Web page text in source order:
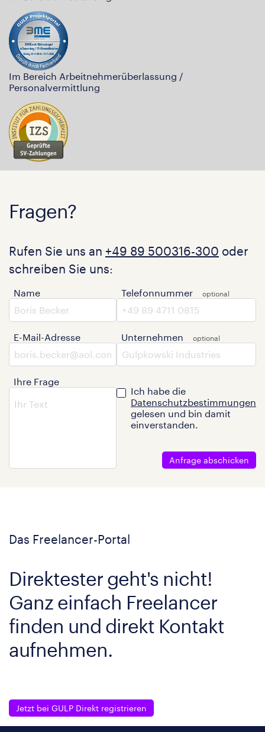
Im Bereich Arbeitnehmerüberlassung /
Personalvermittlung
Fragen?
Rufen Sie uns an +49 89 500316-300 oder
schreiben Sie uns:
Name
E-Mail-Adresse
Ihre Frage
Telefonnummer
Unternehmen
Ich habe die
Datenschutzbestimmungen
gelesen und bin damit
einverstanden.
Anfrage abschicken
Das Freelancer-Portal
Direktester geht's nicht!
Ganz einfach Freelancer
finden und direkt Kontakt
aufnehmen.
Jetzt bei GULP Direkt registrieren